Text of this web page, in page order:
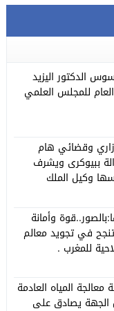
الدكتور اليزيد
للمجلس العلمي
وقضائي هام
ببيوكرى ويشرف
وكيل الملك
وأمانة
في تجويد معالم
للمغرب .
المياه العادمة
الجهة يصادق على